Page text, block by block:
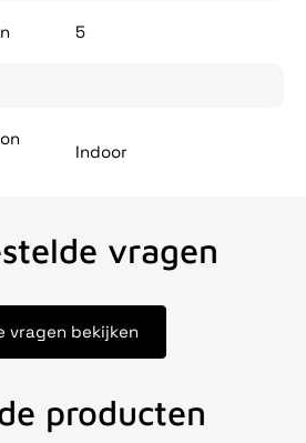
5
Indoor
vragen
vragen bekijken
producten